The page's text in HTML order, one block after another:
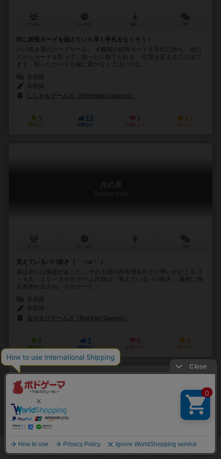
同じ妖怪カードを揃えていち早く手札をなくそう！
ババ抜き系のカードゲーム。 ４種類の妖怪カードを手札に持ち、他の
人からカードを取って、揃ったら捨てられる。 位置を変えることはで
きず、取ったカードも端に置かなくてはいけな...
ししゃもゲームズ（Shishamo Games）
3
興味あり
13
経験あり
1
お気に入り
17
持ってる
月の月
Tsukino tsuki
見えているババ抜き（｀・ω・´）
実は月には衛星があった。 その土地の所有権をめぐり争いがおこる ３
－４人 ２０－３０分 ゲーム内容は「見えているババ抜き」 最初に得
点条件が出され、そのカード...
るりるりゲームズ（Ruriruri Games）
0
興味あり
1
経験あり
0
お気に入り
2
持ってる